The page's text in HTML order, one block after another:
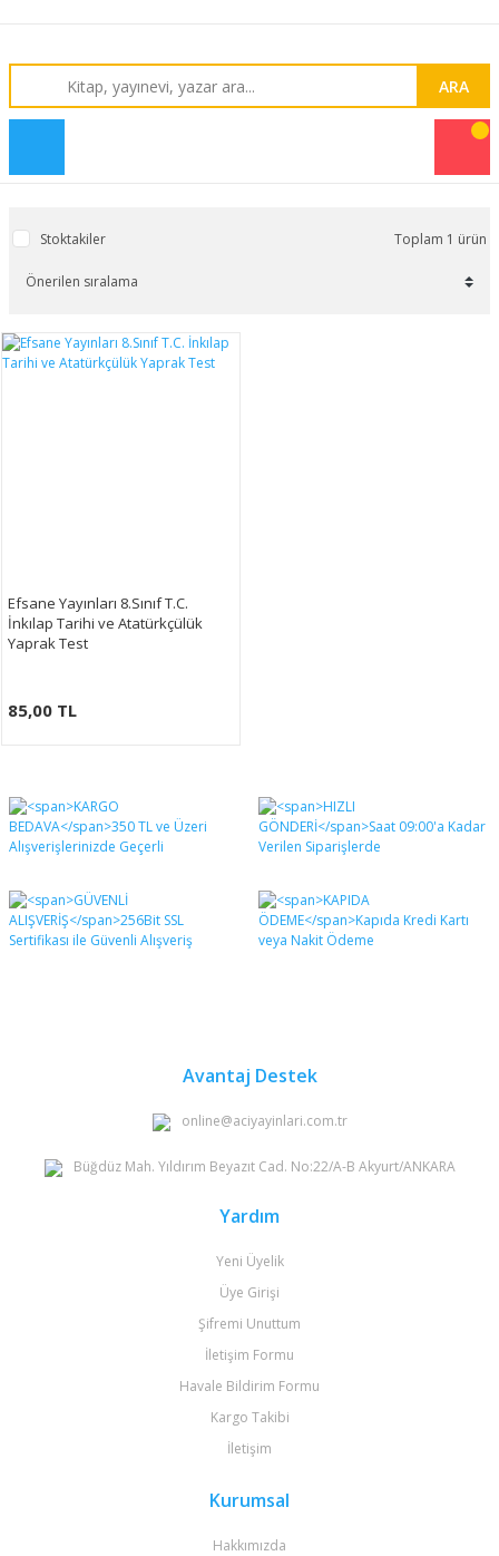
ARA
Stoktakiler Toplam 1 ürün
Efsane Yayınları 8.Sınıf T.C.
İnkılap Tarihi ve Atatürkçülük
Yaprak Test
85,00 TL
Avantaj Destek
online@aciyayinlari.com.tr
Büğdüz Mah. Yıldırım Beyazıt Cad. No:22/A-B Akyurt/ANKARA
Yardım
Yeni Üyelik
Üye Girişi
Şifremi Unuttum
İletişim Formu
Havale Bildirim Formu
Kargo Takibi
İletişim
Kurumsal
Hakkımızda